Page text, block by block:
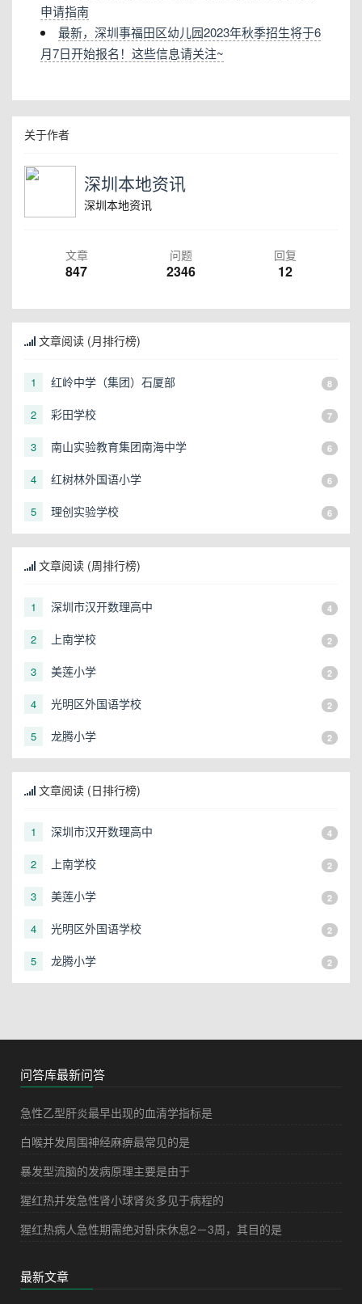
申请指南
最新，深圳事福田区幼儿园2023年秋季招生将于6
月7日开始报名！这些信息请关注~
关于作者
深圳本地资讯
深圳本地资讯
文章
847
问题
2346
回复
12
文章阅读 (月排行榜)
1 红岭中学（集团）石厦部 8
2 彩田学校 7
3 南山实验教育集团南海中学 6
4 红树林外国语小学 6
5 理创实验学校 6
文章阅读 (周排行榜)
1 深圳市汉开数理高中 4
2 上南学校 2
3 美莲小学 2
4 光明区外国语学校 2
5 龙腾小学 2
文章阅读 (日排行榜)
1 深圳市汉开数理高中 4
2 上南学校 2
3 美莲小学 2
4 光明区外国语学校 2
5 龙腾小学 2
问答库最新问答
急性乙型肝炎最早出现的血清学指标是
白喉并发周围神经麻痹最常见的是
暴发型流脑的发病原理主要是由于
猩红热并发急性肾小球肾炎多见于病程的
猩红热病人急性期需绝对卧床休息2－3周，其目的是
最新文章